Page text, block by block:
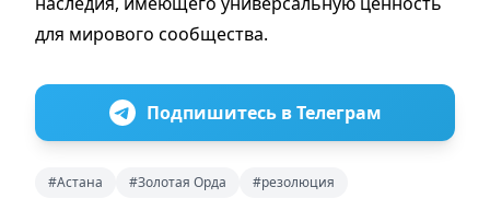
для мирового сообщества.
Подпишитесь в Телеграм
#Астана #Золотая Орда #резолюция